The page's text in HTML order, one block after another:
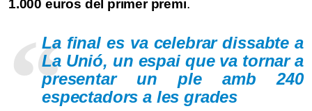
1.000 euros del primer premi.
La final es va celebrar dissabte a
La Unió, un espai que va tornar a
presentar un ple amb 240
espectadors a les grades